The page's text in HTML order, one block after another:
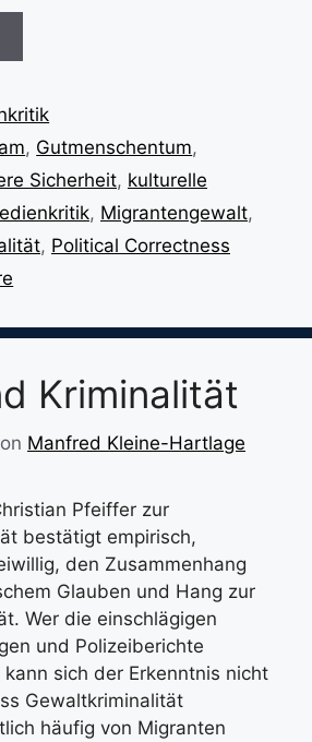
, Gutmenschentum,
Sicherheit, kulturelle
, Migrantengewalt,
, Political Correctness
Kriminalität
Manfred Kleine-Hartlage
Pfeiffer zur
bestätigt empirisch,
den Zusammenhang
Glauben und Hang zur
Wer die einschlägigen
und Polizeiberichte
sich der Erkenntnis nicht
Gewaltkriminalität
häufig von Migranten